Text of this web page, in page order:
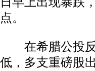
点。
在希腊公投反
低，多支重磅股